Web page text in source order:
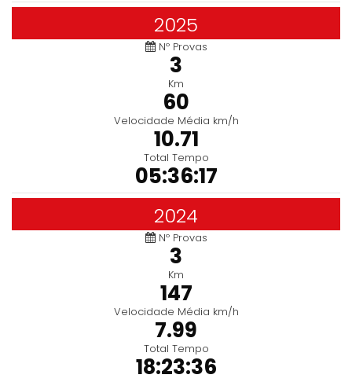
2025
Nº Provas
3
Km
60
Velocidade Média km/h
10.71
Total Tempo
05:36:17
2024
Nº Provas
3
Km
147
Velocidade Média km/h
7.99
Total Tempo
18:23:36